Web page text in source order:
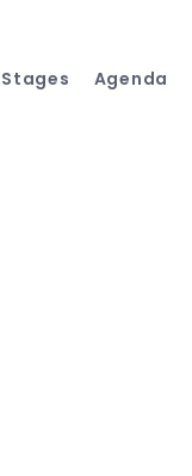
Stages Agenda